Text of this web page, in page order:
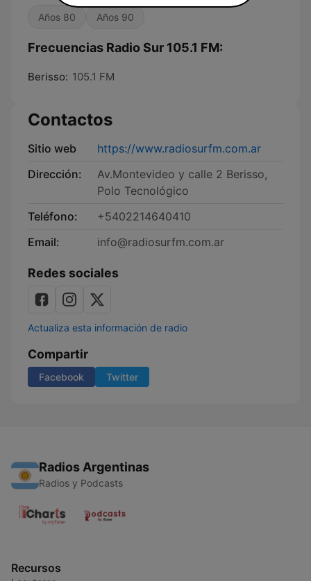
Años 80 Años 90
Frecuencias Radio Sur 105.1 FM:
Berisso: 105.1 FM
Contactos
Sitio web
https://www.radiosurfm.com.ar
Dirección:
Av.Montevideo y calle 2 Berisso,
Polo Tecnológico
Teléfono:
+5402214640410
Email:
info@radiosurfm.com.ar
Redes sociales
Actualiza esta información de radio
Compartir
Facebook Twitter
Radios Argentinas
Radios y Podcasts
Recursos